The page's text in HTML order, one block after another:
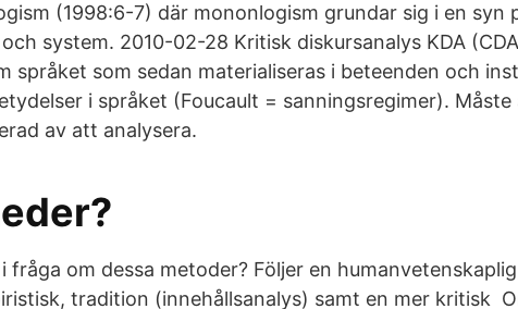
(1998:6-7) där mononlogism grundar sig i en syn
system. 2010-02-28 Kritisk diskursanalys KDA
språket som sedan materialiseras i beteenden och
i språket (Foucault = sanningsregimer). Måste
av att analysera.
fråga om dessa metoder? Följer en
tradition (innehållsanalys) samt en mer kritisk